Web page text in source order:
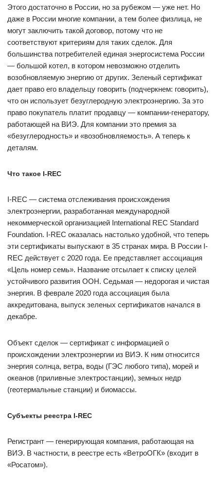
Этого достаточно в России, но за рубежом — ​уже нет. Но
даже в России многие компании, а тем более физлица, не
могут заключить такой договор, потому что не
соответствуют критериям для таких сделок. Для
большинства потребителей единая энергосистема России
— ​большой котел, в котором невозможно отделить
возобновляемую энергию от других. Зеленый сертификат
дает право его владельцу говорить (подчеркнем: говорить),
что он использует безуглеродную электроэнергию. За это
право покупатель платит продавцу — ​компании-генератору,
работающей на ВИЭ. Для компании это премия за
«безуглеродность» и «возобновляемость». А теперь к
деталям.
Что такое I-REC
I-REC — ​система отслеживания происхождения
электроэнергии, разработанная международной
некоммерческой организацией International REC Standard
Foundation. I-REC оказалась настолько удобной, что теперь
эти сертификаты выпускают в 35 странах мира. В России I-
REC действует с 2020 года. Ее представляет ассоциация
«Цель номер семь». Название отсылает к списку целей
устойчивого развития ООН. Седьмая — ​недорогая и чистая
энергия. В феврале 2020 года ассоциация была
аккредитована, выпуск зеленых сертификатов начался в
декабре.
Объект сделок — ​сертификат с информацией о
происхождении электроэнергии из ВИЭ. К ним относится
энергия солнца, ветра, воды (ГЭС любого типа), морей и
океанов (приливные электростанции), земных недр
(геотермальные станции) и биомассы.
Субъекты реестра I-REC
Регистрант — ​генерирующая компания, работающая на
ВИЭ. В частности, в реестре есть «ВетроОГК» (входит в
«Росатом»).